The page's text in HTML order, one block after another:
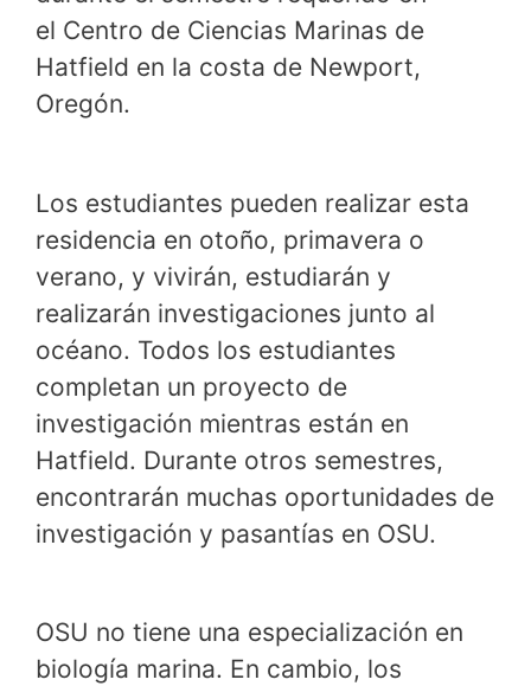
el Centro de Ciencias Marinas de
Hatfield en la costa de Newport,
Oregón.
Los estudiantes pueden realizar esta
residencia en otoño, primavera o
verano, y vivirán, estudiarán y
realizarán investigaciones junto al
océano. Todos los estudiantes
completan un proyecto de
investigación mientras están en
Hatfield. Durante otros semestres,
encontrarán muchas oportunidades de
investigación y pasantías en OSU.
OSU no tiene una especialización en
biología marina. En cambio, los